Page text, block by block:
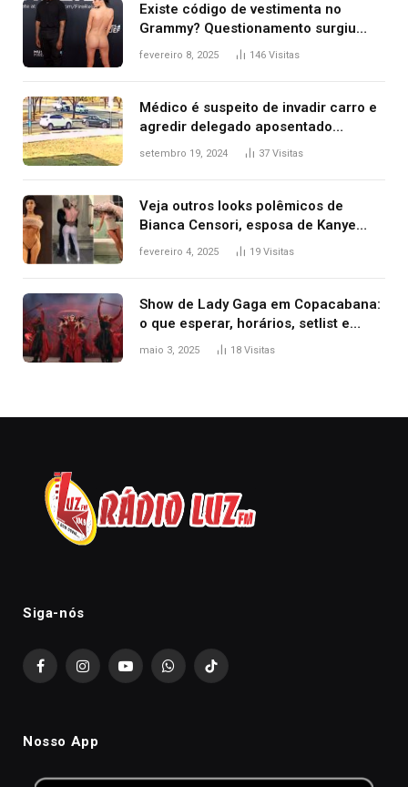
Existe código de vestimenta no
Grammy? Questionamento surgiu
após Bianca Censori, mulher de
fevereiro 8, 2025 146 Visitas
Médico é suspeito de invadir carro e
agredir delegado aposentado
durante confusão no trânsito
setembro 19, 2024 37 Visitas
Veja outros looks polêmicos de
Bianca Censori, esposa de Kanye
West que apareceu nua no Grammy
fevereiro 4, 2025 19 Visitas
Show de Lady Gaga em Copacabana:
o que esperar, horários, setlist e
onde assistir
maio 3, 2025 18 Visitas
Siga-nós
FacebookInstagramYouTubeWhatsAppTikTok
Nosso App